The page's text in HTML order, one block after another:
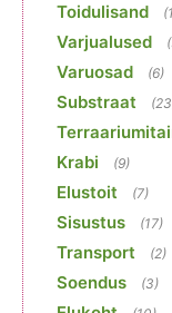
Toidulisand
Varjualused
Varuosad (6)
Substraat
Krabi (9)
Elustoit (7)
Sisustus (17)
Transport (2)
Soendus (3)